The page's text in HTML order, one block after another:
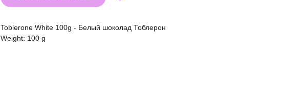
Toblerone White 100g - Белый шоколад Тоблерон
Weight: 100 g